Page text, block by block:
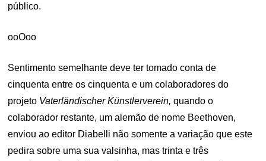
público.
ooOoo
Sentimento semelhante deve ter tomado conta de
cinquenta entre os cinquenta e um colaboradores do
projeto Vaterländischer Künstlerverein,quando o
colaborador restante, um alemão de nome Beethoven,
enviou ao editor Diabelli não somente a variação que este
pedira sobre uma sua valsinha, mas trinta e três